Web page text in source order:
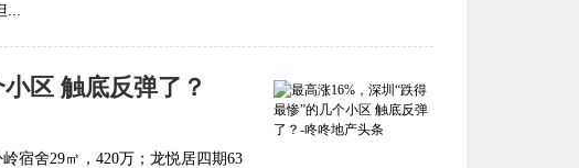
区 触底反弹了？
宿舍29㎡，420万；龙悦居四期63